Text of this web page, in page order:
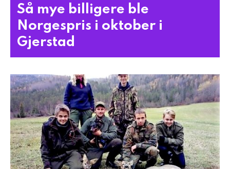
Så mye billigere ble
Norgespris i oktober i
Gjerstad